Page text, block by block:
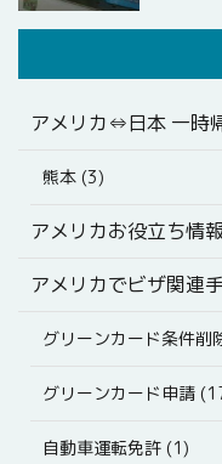
アメリカ⇔日本 一時
熊本 (3)
アメリカお役立ち情
アメリカでビザ関連
グリーンカード条件削
グリーンカード申請
自動車運転免許 (1)